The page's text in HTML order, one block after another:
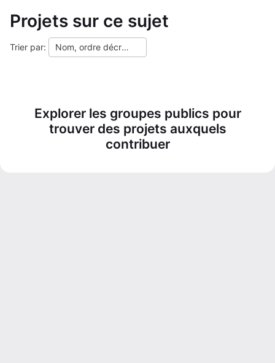
Projets sur ce sujet
Trier par: Nom, ordre décroissant
Explorer les groupes publics pour
trouver des projets auxquels
contribuer